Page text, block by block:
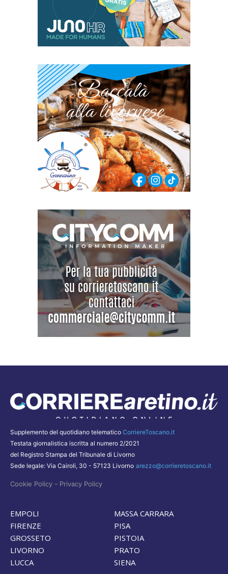
Supplemento del quotidiano telematico CorriereToscano.it
Testata giornalistica iscritta al numero 2/2021
del Registro Stampa del Tribunale di Livorno
Sede legale: Via Cairoli, 30 - 57123 Livorno arezzo@corrieretoscano.it
Cookie Policy - Privacy Policy
EMPOLI
FIRENZE
GROSSETO
LIVORNO
LUCCA
MASSA CARRARA
PISA
PISTOIA
PRATO
SIENA